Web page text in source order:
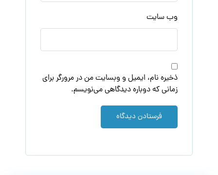
وب‌ سایت
ذخیره نام، ایمیل و وبسایت من در مرورگر برای
زمانی که دوباره دیدگاهی می‌نویسم.
فرستادن دیدگاه